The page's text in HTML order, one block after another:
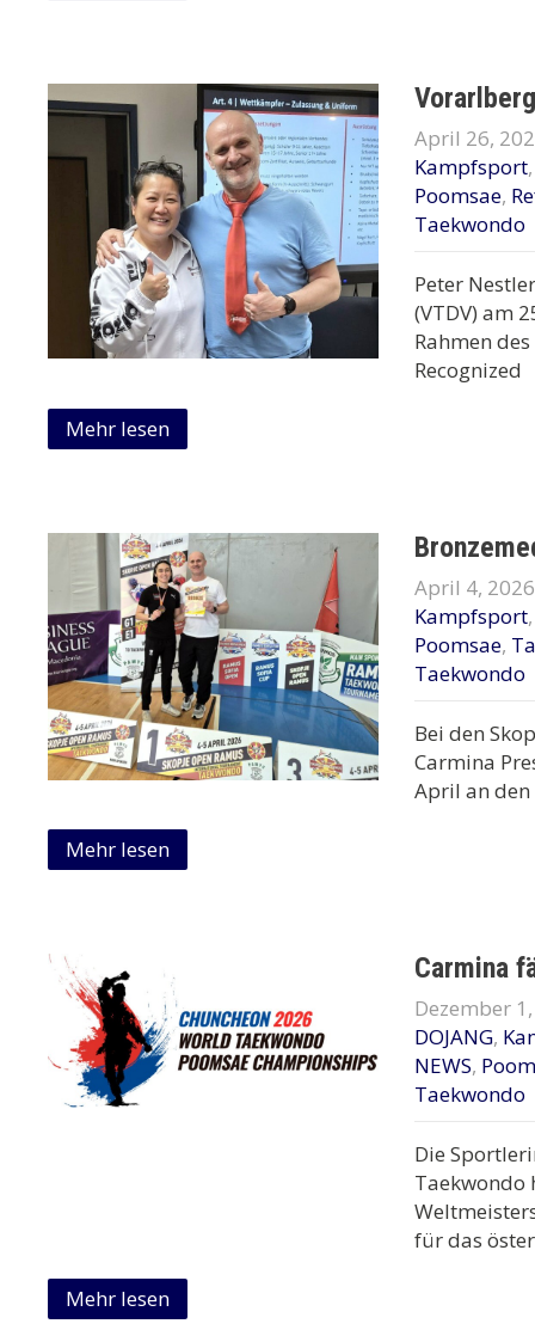
April 26,
Kampfsport
Poomsae,
Taekwondo
Peter
(VTDV) am
Rahmen
Recognized
Mehr lesen
April 4, 2026
Kampfsport
Poomsae,
Taekwondo
Bei den
Carmina
April an den
Mehr lesen
Carmina
Dezember
DOJANG,
NEWS,
Taekwondo
Die
Taekwondo
für das
Mehr lesen